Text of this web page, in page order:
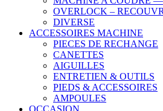
OVERLOCK –
DIVERSE
ACCESSOIRES MACHINE
PIECES DE RECHANGE
CANETTES
AIGUILLES
ENTRETIEN & OUTILS
PIEDS & ACCESSOIRES
AMPOULES